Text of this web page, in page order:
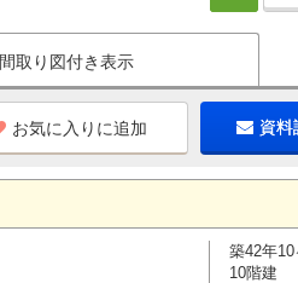
間取り図付き表示
お気に入りに追加 資料
築42年10
10階建